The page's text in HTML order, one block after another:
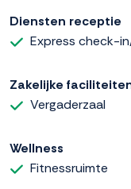
Diensten receptie
Express check-
Zakelijke
Vergaderzaal
Wellness
Fitnessruimte